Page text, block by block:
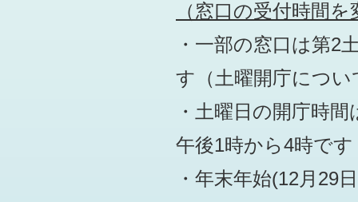
（窓口の受付時間
・一部の窓口は第2
す （土曜開庁につ
・土曜日の開庁時
午後1時から4時です
・年末年始(12月29